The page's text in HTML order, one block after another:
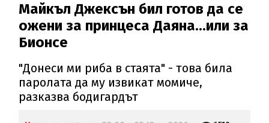
Майкъл Джексън бил готов да се
ожени за принцеса Даяна...или за
Бионсе
"Донеси ми риба в стаята" - това била
паролата да му извикат момиче,
разказва бодигардът